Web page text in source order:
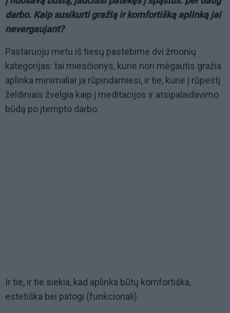
darbo. Kaip susikurti gražią ir komfortišką aplinką jai
nevergaujant?
Pastaruoju metu iš tiesų pastebime dvi žmonių
kategorijas: tai miesčionys, kurie nori mėgautis gražia
aplinka minimaliai ja rūpindamiesi, ir tie, kurie į rūpestį
želdiniais žvelgia kaip į meditacijos ir atsipalaidavimo
būdą po įtempto darbo.
Ir tie, ir tie siekia, kad aplinka būtų komfortiška,
estetiška bei patogi (funkcionali).